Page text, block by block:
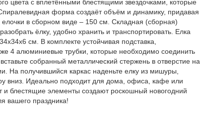
цвета с вплетёнными блестящими звездочками, которые
форма создаёт объём и динамику, придавая
в сборном виде – 150 см. Складная (сборная)
ёлку, удобно хранить и транспортировать. Елка
см. В комплекте устойчивая подставка,
4 алюминиевые трубки, которые необходимо соединить
собранный металлический стержень в отверстие на
На получившийся каркас наденьте елку из мишуры,
вниз. Идеально подходит для дома, офиса, кафе или
блестящие элементы создают роскошный новогодний
вашего праздника!